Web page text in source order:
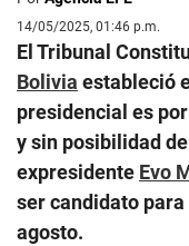
14/05/2025, 01:46 p.m.
El Tribunal
Bolivia estableció
presidencial es
y sin posibilidad
expresidente Evo
ser candidato
agosto.